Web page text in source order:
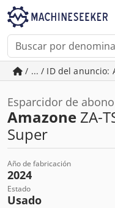
/ ... / ID del anuncio:
Esparcidor de abono
Amazone ZA-
Super
Año de fabricación
2024
Estado
Usado